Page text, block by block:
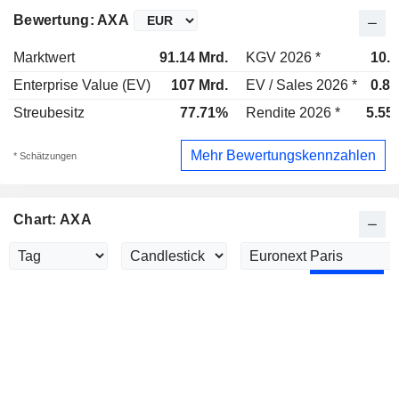
Bewertung: AXA
Marktwert 91.14 Mrd. KGV 2026 *
Enterprise Value (EV)
107 Mrd. EV / Sales 2026 *
Streubesitz
77.71% Rendite 2026 *
* Schätzungen Mehr Bewertungskennzahlen
Chart: AXA